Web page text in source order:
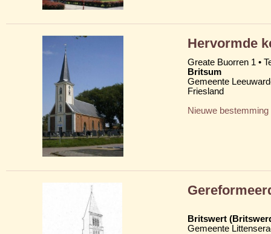
Hervormde
Greate Buorren 1 •
Britsum
Gemeente
Friesland
Nieuwe bestemming
Britswert
Gemeente